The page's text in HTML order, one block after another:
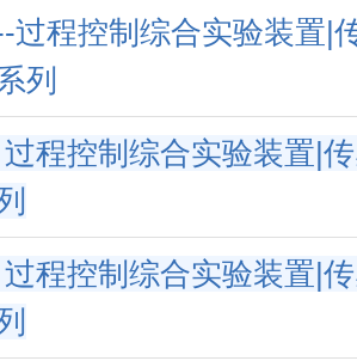
过程控制综合实验装置|
列
程控制综合实验装置|
程控制综合实验装置|